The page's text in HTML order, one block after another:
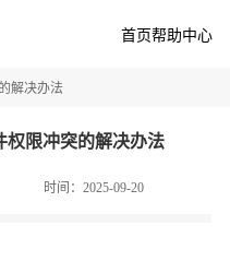
首页帮助中心
解决办法
权限冲突的解决办法
时间：2025-09-20